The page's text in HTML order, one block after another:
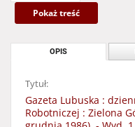
Pokaż treść
OPIS
Tytuł:
Gazeta Lubuska :
Robotniczej : Zielona